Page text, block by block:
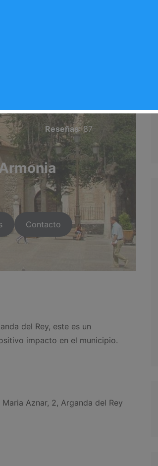
Reseñas: 87
Arganda-Infoo/100095551090524/
i/flow/
Contacto
del Rey, este es un
impacto en el municipio.
Aznar, 2, Arganda del Rey